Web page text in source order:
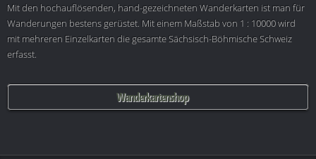
Mit den hochauflösenden, hand-gezeichneten Wanderkarten ist man für
Wanderungen bestens gerüstet. Mit einem Maßstab von 1 : 10000 wird
mit mehreren Einzelkarten die gesamte Sächsisch-Böhmische Schweiz
erfasst.
Wanderkartenshop